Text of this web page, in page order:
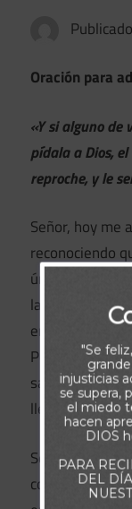
Oración para
«Y si alguno
pídala a Dios,
reproche, y le
Señor, hoy me
reconociendo
únicamente de
las cosas, el
entiende lo
Por eso, te
sabiduría, esa
llena de
Señor, en un
confusos,
"Se
injusticias
se supera,
el miedo
hacen
DIOS
PARA
DEL